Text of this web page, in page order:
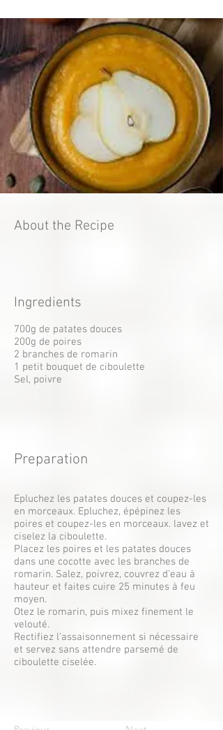
About the Recipe
Ingredients
700g de patates douces
200g de poires
2 branches de romarin
1 petit bouquet de ciboulette
Sel, poivre
Preparation
Epluchez les patates douces et coupez-les
en morceaux. Epluchez, épépinez les
poires et coupez-les en morceaux. lavez et
ciselez la ciboulette.
Placez les poires et les patates douces
dans une cocotte avec les branches de
romarin. Salez, poivrez, couvrez d'eau à
hauteur et faites cuire 25 minutes à feu
moyen.
Otez le romarin, puis mixez finement le
velouté.
Rectifiez l'assaisonnement si nécessaire
et servez sans attendre parsemé de
ciboulette ciselée.